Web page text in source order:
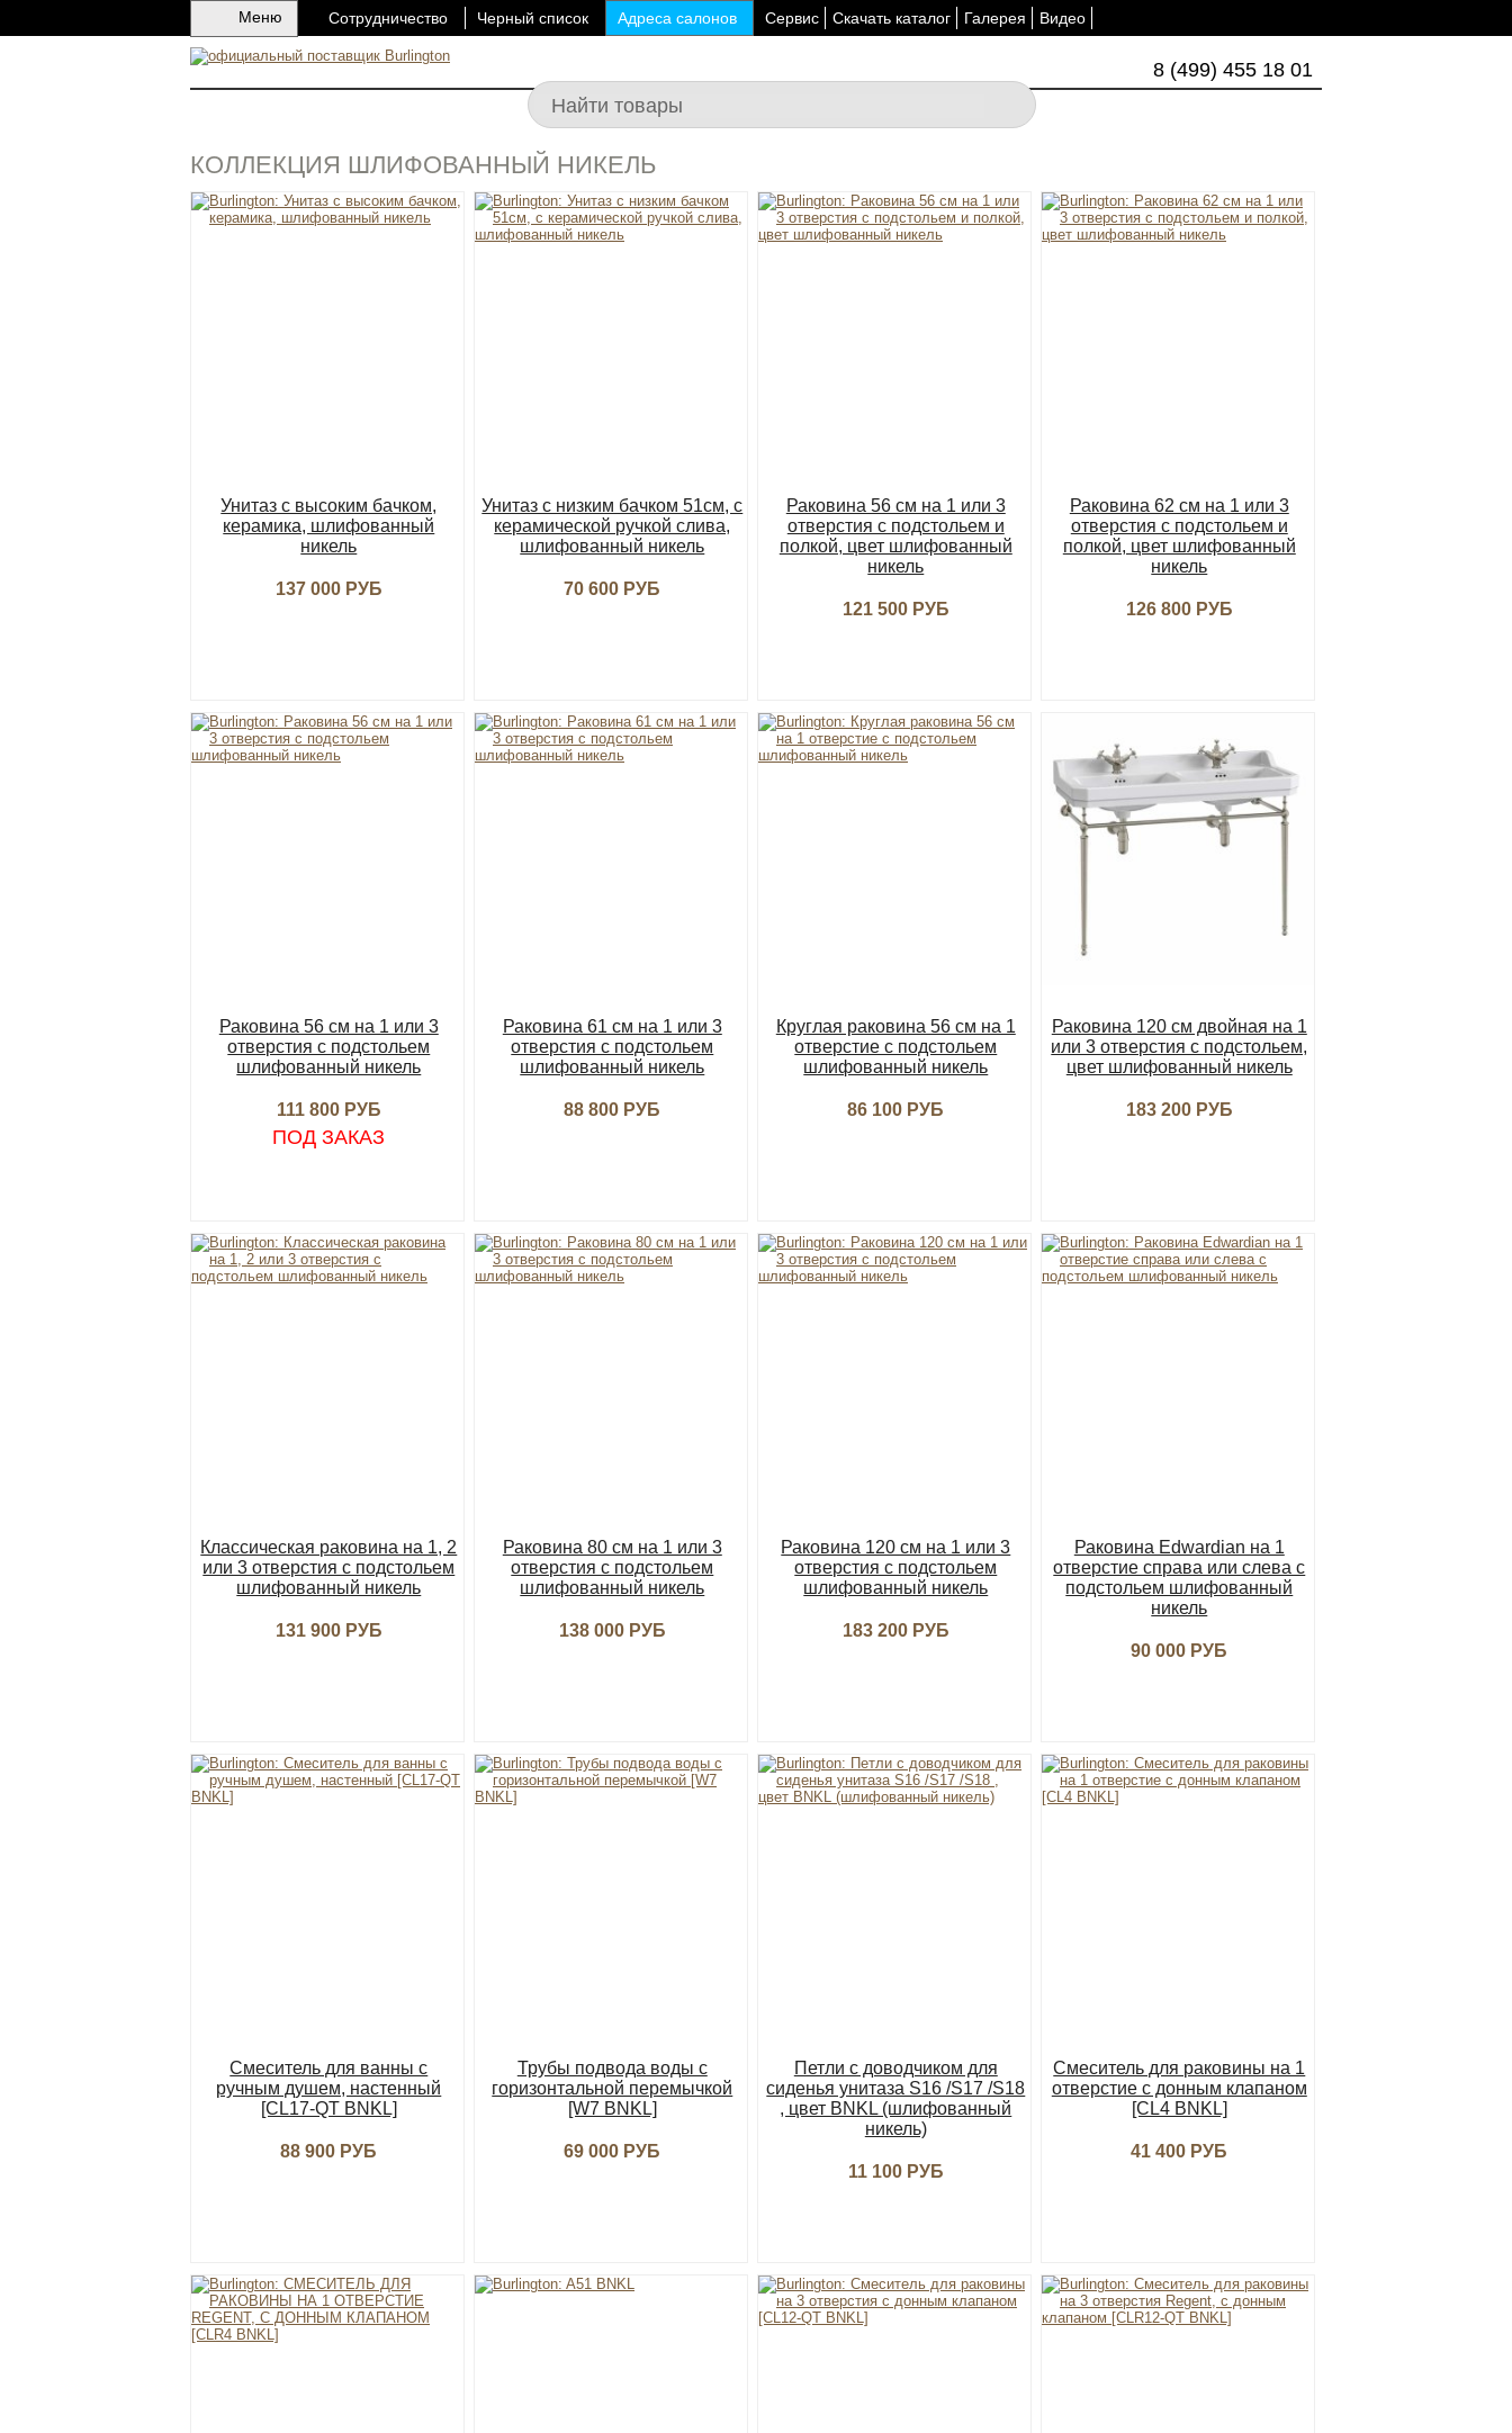
Сотрудничество Черный список Адреса салонов Сервис Скачать каталог Галерея Видео
8 (499) 455 18 01
Меню
КОЛЛЕКЦИЯ ШЛИФОВАННЫЙ НИКЕЛЬ
Унитаз с высоким бачком,
керамика, шлифованный
никель
137 000 РУБ
Унитаз с низким бачком 51см, с
керамической ручкой слива,
шлифованный никель
70 600 РУБ
Раковина 56 см на 1 или 3
отверстия с подстольем и
полкой, цвет шлифованный
никель
121 500 РУБ
Раковина 62 см на 1 или 3
отверстия с подстольем и
полкой, цвет шлифованный
никель
126 800 РУБ
Раковина 56 см на 1 или 3
отверстия с подстольем
шлифованный никель
111 800 РУБ
ПОД ЗАКАЗ
Раковина 61 см на 1 или 3
отверстия с подстольем
шлифованный никель
88 800 РУБ
Круглая раковина 56 см на 1
отверстие с подстольем
шлифованный никель
86 100 РУБ
Раковина 120 см двойная на 1
или 3 отверстия с подстольем,
цвет шлифованный никель
183 200 РУБ
Классическая раковина на 1, 2
или 3 отверстия с подстольем
шлифованный никель
131 900 РУБ
Раковина 80 см на 1 или 3
отверcтия с подстольем
шлифованный никель
138 000 РУБ
Раковина 120 см на 1 или 3
отверcтия с подстольем
шлифованный никель
183 200 РУБ
Раковина Edwardian на 1
отверстие справа или слева с
подстольем шлифованный
никель
90 000 РУБ
Смеситель для ванны с
ручным душем, настенный
[CL17-QT BNKL]
88 900 РУБ
Трубы подвода воды с
горизонтальной перемычкой
[W7 BNKL]
69 000 РУБ
Петли с доводчиком для
сиденья унитаза S16 /S17 /S18
, цвет BNKL (шлифованный
никель)
11 100 РУБ
Смеситель для раковины на 1
отверстие с донным клапаном
[CL4 BNKL]
41 400 РУБ